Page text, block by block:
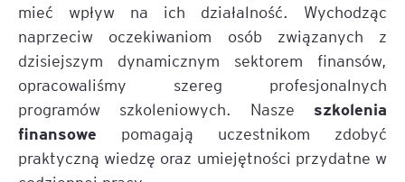
mieć wpływ na ich działalność. Wychodząc
naprzeciw oczekiwaniom osób związanych z
dzisiejszym dynamicznym sektorem finansów,
opracowaliśmy szereg profesjonalnych
programów szkoleniowych. Nasze szkolenia
finansowe pomagają uczestnikom zdobyć
praktyczną wiedzę oraz umiejętności przydatne w